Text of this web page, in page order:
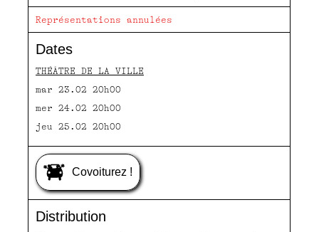
Distribution
Représentations annulées
Dates
THÉÂTRE DE LA VILLE
mar 23.02 20h00
mer 24.02 20h00
jeu 25.02 20h00
Covoiturez !